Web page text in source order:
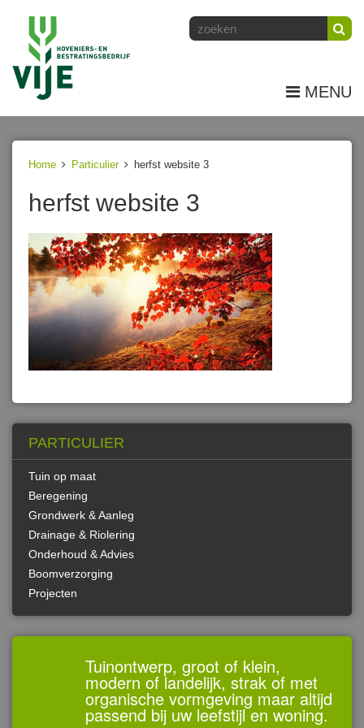
MENU
Home Particulier herfst website 3
herfst website 3
PARTICULIER
Tuin op maat
Beregening
Grondwerk & Aanleg
Drainage & Riolering
Onderhoud & Advies
Boomverzorging
Projecten
Tuinontwerp, groot of klein,
modern of landelijk, strak of met
organische vormgeving maar altijd
passend bij uw leefstijl en woning.